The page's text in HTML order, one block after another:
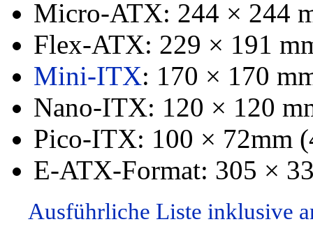
Micro-ATX: 244 × 244
Flex-ATX: 229 × 191
Mini-ITX: 170 × 170
Nano-ITX: 120 × 120
Pico-ITX: 100 × 72mm
E-ATX-Format: 305 ×
Ausführliche Liste inklusive